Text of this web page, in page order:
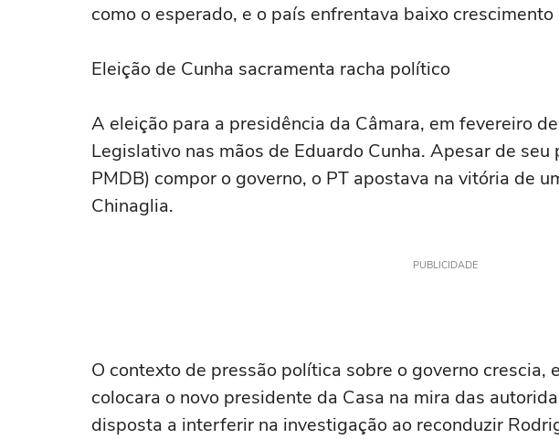
como o esperado, e o país enfrentava baixo
Eleição de Cunha sacramenta racha político
A eleição para a presidência da Câmara, em fevereiro
Legislativo nas mãos de Eduardo Cunha. Apesar de
PMDB) compor o governo, o PT apostava na vitória de
Chinaglia.
PUBLICIDADE
O contexto de pressão política sobre o governo crescia,
colocara o novo presidente da Casa na mira das
disposta a interferir na investigação ao reconduzir